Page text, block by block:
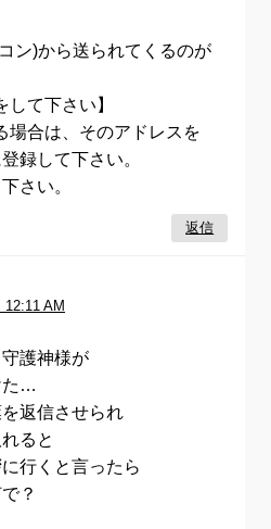
ン)から送られてくるのが
して下さい】
合は、そのアドレスを
録して下さい。
さい。
返信
12:11 AM
護神様が
…
返信させられ
ると
行くと言ったら
？